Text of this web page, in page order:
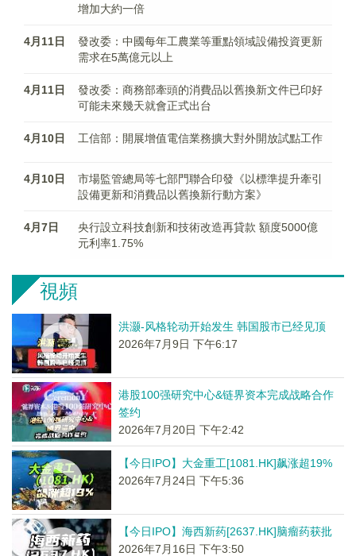
增加大約一倍
4月11日
發改委：中國每年工農業等重點領域設備投資更新
需求在5萬億元以上
4月11日
發改委：商務部牽頭的消費品以舊換新文件已印好
可能未來幾天就會正式出台
4月10日 工信部：開展增值電信業務擴大對外開放試點工作
4月10日
市場監管總局等七部門聯合印發《以標準提升牽引
設備更新和消費品以舊換新行動方案》
4月7日
央行設立科技創新和技術改造再貸款 額度5000億
元利率1.75%
視頻
洪灏-风格轮动开始发生 韩国股市已经见顶
2026年7月9日 下午6:17
港股100强研究中心&链界资本完成战略合作
签约
2026年7月20日 下午2:42
【今日IPO】大金重工[1081.HK]飙涨超19%
2026年7月24日 下午5:36
【今日IPO】海西新药[2637.HK]脑瘤药获批
2026年7月16日 下午3:50